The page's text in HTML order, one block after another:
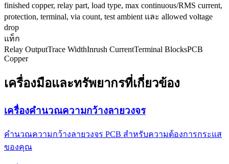
finished copper, relay part, load type, max continuous/RMS current,
protection, terminal, via count, test ambient และ allowed voltage
drop
แท็ก
Relay OutputTrace WidthInrush CurrentTerminal BlocksPCB
Copper
เครื่องมือและทรัพยากรที่เกี่ยวข้อง
เครื่องคำนวณความกว้างลายวงจร
คำนวณความกว้างลายวงจร PCB สำหรับความต้องการกระแส
ของคุณ